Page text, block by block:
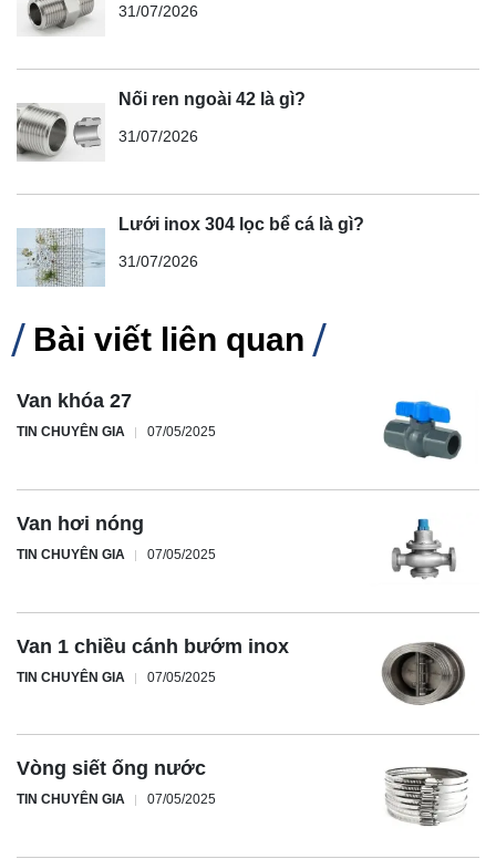
31/07/2026
Nối ren ngoài 42 là gì?
31/07/2026
Lưới inox 304 lọc bể cá là gì?
31/07/2026
Bài viết liên quan
Van khóa 27
TIN CHUYÊN GIA 07/05/2025
Van hơi nóng
TIN CHUYÊN GIA 07/05/2025
Van 1 chiều cánh bướm inox
TIN CHUYÊN GIA 07/05/2025
Vòng siết ống nước
TIN CHUYÊN GIA 07/05/2025